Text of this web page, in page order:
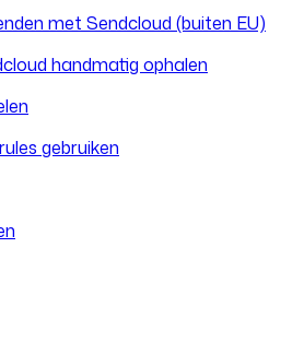
met Sendcloud (buiten EU)
handmatig ophalen
gebruiken